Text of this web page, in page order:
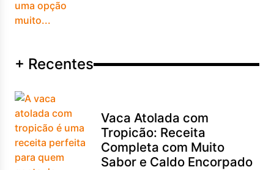
+ Recentes
Vaca Atolada com
Tropicão: Receita
Completa com Muito
Sabor e Caldo Encorpado